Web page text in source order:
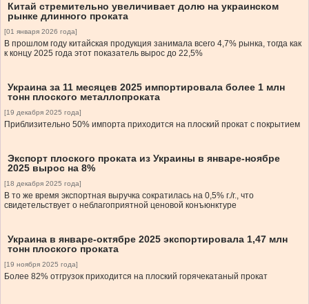
Китай стремительно увеличивает долю на украинском
рынке длинного проката
[01 января 2026 года]
В прошлом году китайская продукция занимала всего 4,7% рынка, тогда как
к концу 2025 года этот показатель вырос до 22,5%
Украина за 11 месяцев 2025 импортировала более 1 млн
тонн плоского металлопроката
[19 декабря 2025 года]
Приблизительно 50% импорта приходится на плоский прокат с покрытием
Экспорт плоского проката из Украины в январе-ноябре
2025 вырос на 8%
[18 декабря 2025 года]
В то же время экспортная выручка сократилась на 0,5% г./г., что
свидетельствует о неблагоприятной ценовой конъюнктуре
Украина в январе-октябре 2025 экспортировала 1,47 млн
тонн плоского проката
[19 ноября 2025 года]
Более 82% отгрузок приходится на плоский горячекатаный прокат